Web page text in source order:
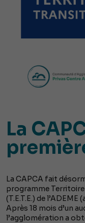
La
La CAPCA fait
programme
(T.E.T.E.) de
Après 18 mois d’un
l’agglomération a